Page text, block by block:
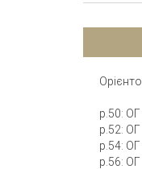
р.50:
р.52:
р.54:
р.56: